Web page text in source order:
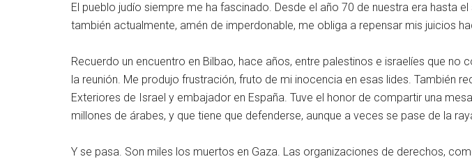
El pueblo judío siempre me ha fascinado. Desde el año 70 de nuestra era hasta
también actualmente, amén de imperdonable, me obliga a repensar mis juicios
Recuerdo un encuentro en Bilbao, hace años, entre palestinos e israelíes que
la reunión. Me produjo frustración, fruto de mi inocencia en esas lides. También
Exteriores de Israel y embajador en España. Tuve el honor de compartir una
millones de árabes, y que tiene que defenderse, aunque a veces se pase de la
Y se pasa. Son miles los muertos en Gaza. Las organizaciones de derechos,